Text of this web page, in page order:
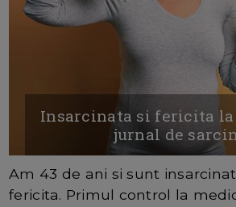
Insarcinata si fericita la
jurnal de
Am 43 de ani si sunt
fericita. Primul control la